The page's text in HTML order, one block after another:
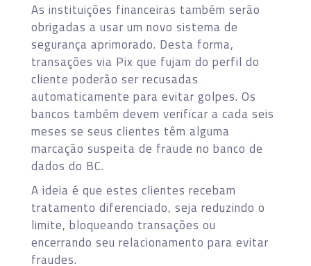
As instituições financeiras também serão
obrigadas a usar um novo sistema de
segurança aprimorado. Desta forma,
transações via Pix que fujam do perfil do
cliente poderão ser recusadas
automaticamente para evitar golpes. Os
bancos também devem verificar a cada seis
meses se seus clientes têm alguma
marcação suspeita de fraude no banco de
dados do BC.
A ideia é que estes clientes recebam
tratamento diferenciado, seja reduzindo o
limite, bloqueando transações ou
encerrando seu relacionamento para evitar
fraudes.